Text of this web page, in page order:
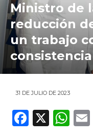
Ministro de
reducción
un trabajo
consistencia
31 DE JULIO DE 2023
F
X
W